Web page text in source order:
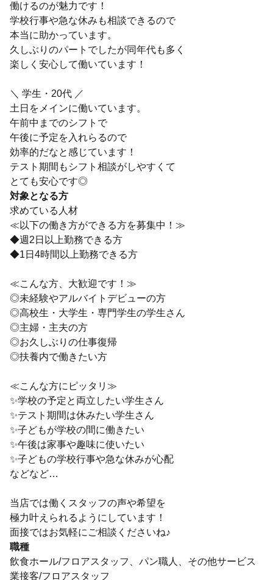
働けるのが魅力です！
学校行事や急な休みも相談できるので
本当に助かっています。
久しぶりのパートでしたが同年代も多く
楽しく安心して働いています！
＼ 学生・20代 ／
土日をメインに働いています。
午前中までのシフトで
午後に予定を入れらるので
効率的だなと感じています！
テスト期間もシフト相談がしやすくて
とても安心です◎
対象となる方
求めている人材
≪以下の働き方ができる方を募集中！≫
◆週2日以上勤務できる方
◆1日4時間以上勤務できる方
≪こんな方、大歓迎です！≫
◎未経験やアルバイトデビューの方
◎高校生・大学生・専門学生の学生さん
◎主婦・主夫の方
◎お久しぶりの仕事復帰
◎扶養内で働きたい方
≪こんな方にピッタリ≫
✨学校の予定と両立したい学生さん
✨テスト期間は休みたい学生さん
✨子どもが学校の間に働きたい
✨午後は家事や趣味に使いたい
✨子どもの学校行事や急な休みが心配
などなど…
当店では働くスタッフの声や希望を
極力叶えられるようにしています！
面接ではお気軽にご相談くださいね♪
職種
飲食ホール/フロアスタッフ、パン職人、その他サービス
業接客/フロアスタッフ